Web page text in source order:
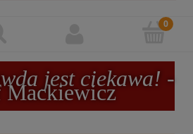
jest ciekawa! -
Mackiewicz